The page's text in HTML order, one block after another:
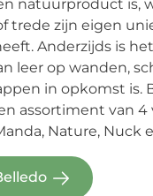
natuurproduct is,
trede zijn eigen
Anderzijds is
leer op wanden,
in opkomst is.
assortiment van 4
Nature, Nuck